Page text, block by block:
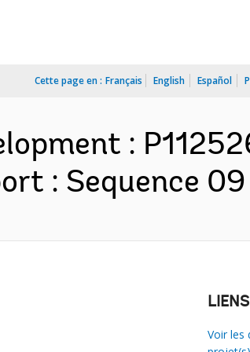
Cette page en : Français English Español
:
: Sequence 09
Voir les